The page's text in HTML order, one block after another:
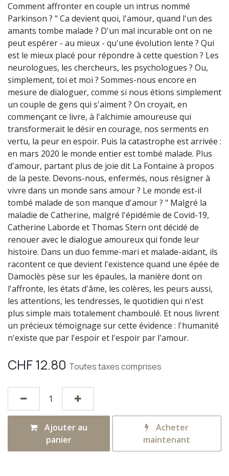
Comment affronter en couple un intrus nommé
Parkinson ? " Ca devient quoi, l'amour, quand l'un des
amants tombe malade ? D'un mal incurable ont on ne
peut espérer - au mieux - qu'une évolution lente ? Qui
est le mieux placé pour répondre à cette question ? Les
neurologues, les chercheurs, les psychologues ? Ou,
simplement, toi et moi ? Sommes-nous encore en
mesure de dialoguer, comme si nous étions simplement
un couple de gens qui s'aiment ? On croyait, en
commençant ce livre, à l'alchimie amoureuse qui
transformerait le désir en courage, nos serments en
vertu, la peur en espoir. Puis la catastrophe est arrivée :
en mars 2020 le monde entier est tombé malade. Plus
d'amour, partant plus de joie dit La Fontaine à propos
de la peste. Devons-nous, enfermés, nous résigner à
vivre dans un monde sans amour ? Le monde est-il
tombé malade de son manque d'amour ? " Malgré la
maladie de Catherine, malgré l'épidémie de Covid-19,
Catherine Laborde et Thomas Stern ont décidé de
renouer avec le dialogue amoureux qui fonde leur
histoire. Dans un duo femme-mari et malade-aidant, ils
racontent ce que devient l'existence quand une épée de
Damoclès pèse sur les épaules, la manière dont on
l'affronte, les états d'âme, les colères, les peurs aussi,
les attentions, les tendresses, le quotidien qui n'est
plus simple mais totalement chamboulé. Et nous livrent
un précieux témoignage sur cette évidence : l'humanité
n'existe que par l'espoir et l'espoir par l'amour.
CHF12.80 Toutes taxes comprises
Ajouter au
panier
Acheter
maintenant